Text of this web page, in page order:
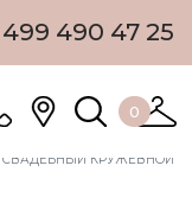
499 490 47 25
0
СВАДЕБНЫЙ КРУЖЕВНОЙ